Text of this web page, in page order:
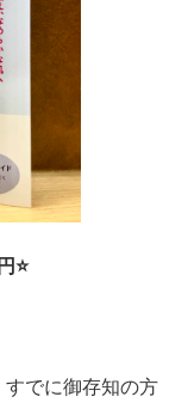
⭐
すでに御存知の方